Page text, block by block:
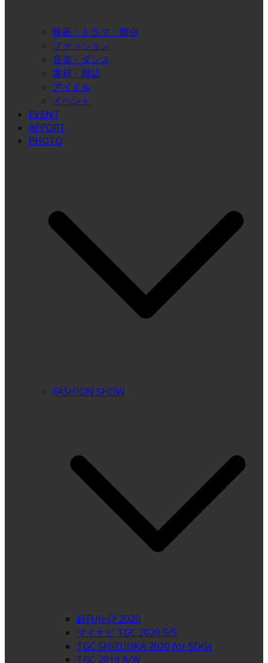
映画・ドラマ・舞台
ファッション
音楽・ダンス
書籍・雑誌
アイドル
イベント
EVENT
REPORT
PHOTO
FASHION SHOW
超FUJI-Q! 2020
マイナビ TGC 2020 S/S
TGC SHIZUOKA 2020 for SDGs
TGC 2019 A/W